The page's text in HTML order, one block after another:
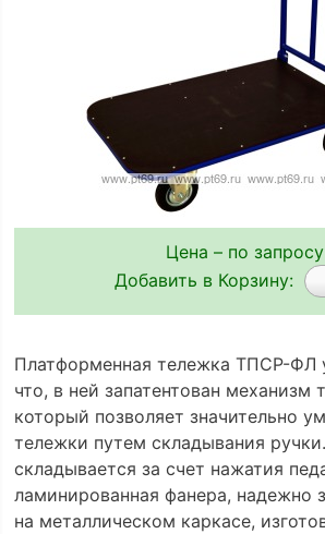
Цена – по запросу
Добавить в Корзину:
Платформенная тележка ТПСР-ФЛ
что, в ней запатентован механизм
который позволяет значительно
тележки путем складывания
складывается за счет нажатия
ламинированная фанера, надежно
на металлическом каркасе,